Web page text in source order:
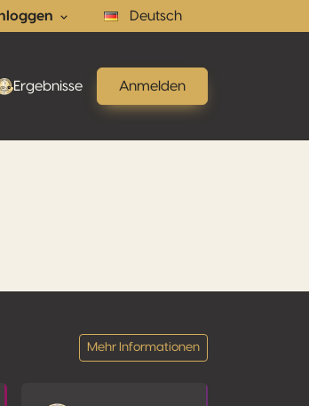
Deutsch
Ergebnisse Anmelden
Mehr Informationen